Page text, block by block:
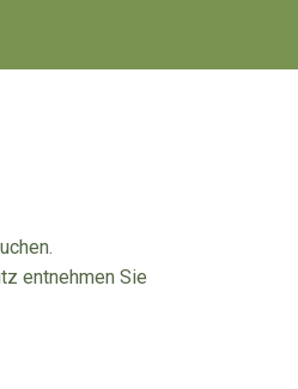
entnehmen Sie